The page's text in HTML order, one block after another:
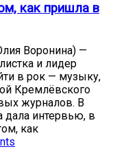
как пришла в
Воронина) —
и лидер
в рок — музыку,
Кремлёвского
журналов. В
дала интервью, в
как